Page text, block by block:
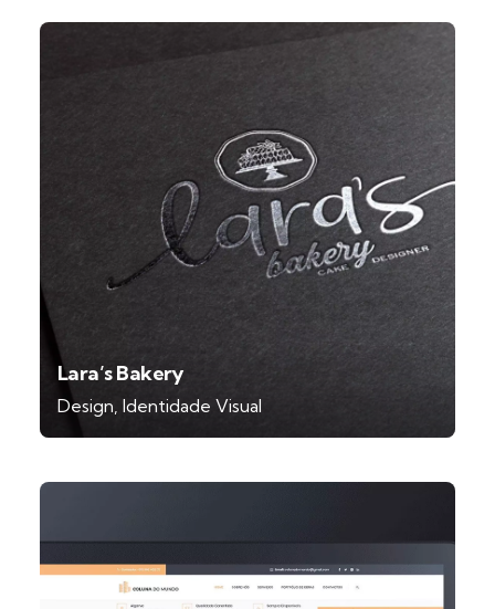
Lara’s Bakery
Design Identidade Visual